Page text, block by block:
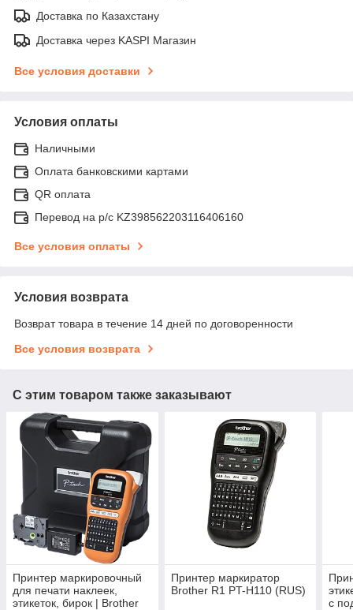
Доставка по Казахстану
Доставка через KASPI Магазин
Все условия доставки
Условия оплаты
Наличными
Оплата банковскими картами
QR оплата
Перевод на р/с KZ398562203116406160
Все условия оплаты
Условия возврата
Возврат товара в течение 14 дней по договоренности
Все условия возврата
С этим товаром также заказывают
Принтер маркировочный
для печати наклеек,
этикеток, бирок | Brother
Принтер маркиратор
Brother R1 PT-H110 (RUS)
с